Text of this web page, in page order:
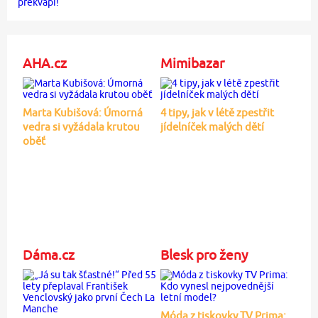
AHA.cz
Marta Kubišová: Úmorná
vedra si vyžádala krutou
oběť
Mimibazar
4 tipy, jak v létě zpestřit
jídelníček malých dětí
Dáma.cz Blesk pro ženy
Móda z tiskovky TV Prima: